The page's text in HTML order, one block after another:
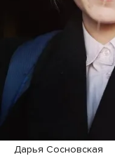
Дарья Сосновская